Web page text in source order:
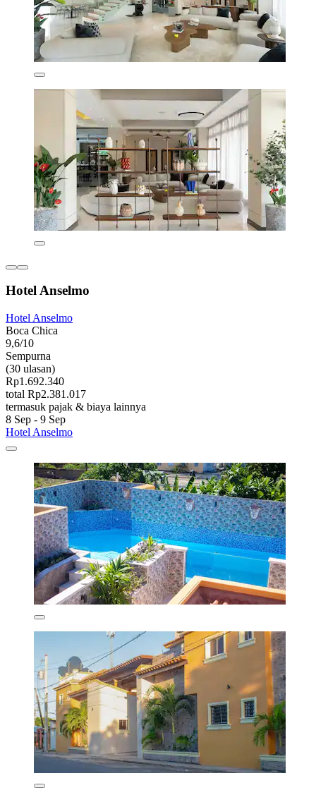
Hotel Anselmo
Hotel Anselmo
Boca Chica
9,6/10
Sempurna
(30 ulasan)
Rp1.692.340
total Rp2.381.017
termasuk pajak & biaya lainnya
8 Sep - 9 Sep
Hotel Anselmo